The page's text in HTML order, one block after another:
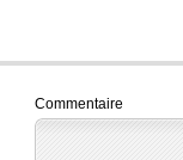
Commentaire